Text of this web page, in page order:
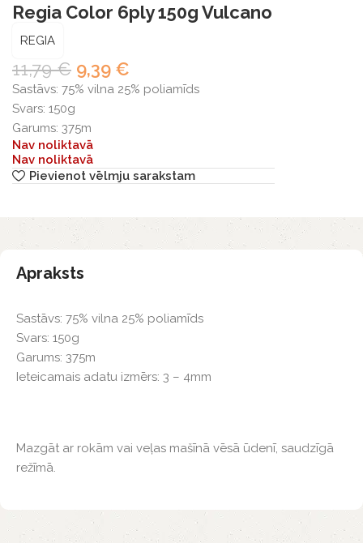
Regia Color 6ply 150g Vulcano
REGIA
11,79€ 9,39 €
Sastāvs: 75% vilna 25% poliamīds
Svars: 150g
Garums: 375m
Nav noliktavā
Nav noliktavā
Pievienot vēlmju sarakstam
Apraksts
Sastāvs: 75% vilna 25% poliamīds
Svars: 150g
Garums: 375m
Ieteicamais adatu izmērs: 3 – 4mm
Mazgāt ar rokām vai veļas mašīnā vēsā ūdenī, saudzīgā
režīmā.